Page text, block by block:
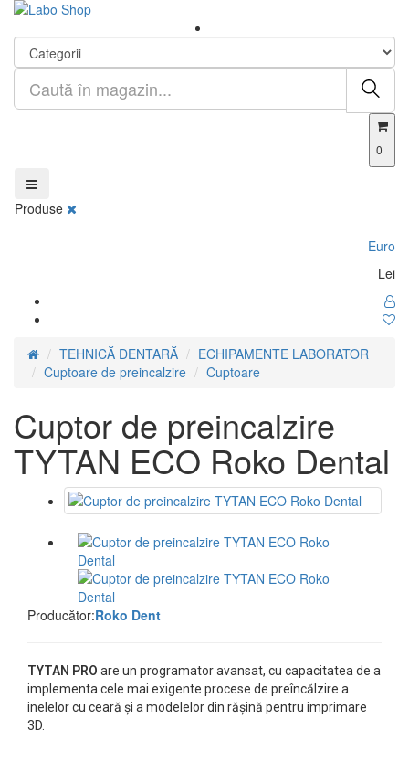
0
Produse
Euro
Lei
TEHNICĂ DENTARĂ
ECHIPAMENTE LABORATOR
Cuptoare de preincalzire
Cuptoare
Cuptor de preincalzire
TYTAN ECO Roko Dental
Producător:Roko Dent
TYTAN PRO are un programator avansat, cu capacitatea de a
implementa cele mai exigente procese de preîncălzire a
inelelor cu ceară și a modelelor din rășină pentru imprimare
3D.